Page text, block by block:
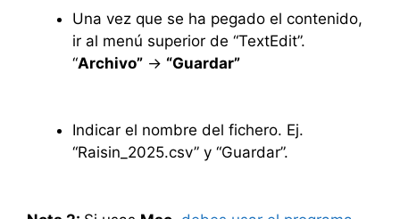
Una vez que se ha pegado el contenido,
ir al menú superior de “TextEdit”.
“Archivo” -> “Guardar”
Indicar el nombre del fichero. Ej.
“Raisin_2025.csv” y “Guardar”.